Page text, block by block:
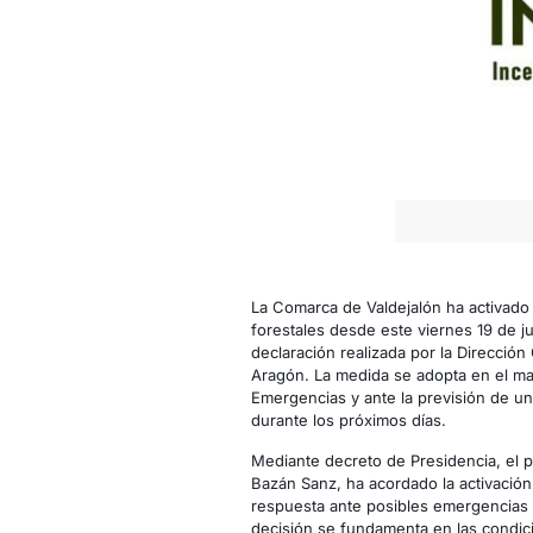
La Comarca de Valdejalón ha
forestales desde este viernes 19 de
declaración realizada por la
Aragón. La medida se adopta en el
Emergencias y ante la previsión de
durante los próximos días.
Mediante decreto de Presidencia, el
Bazán Sanz, ha acordado la
respuesta ante posibles
decisión se fundamenta en las